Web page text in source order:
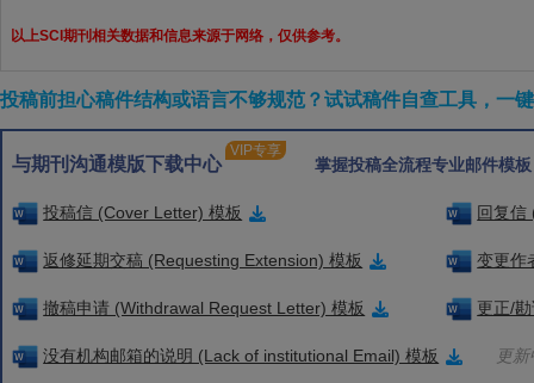
以上SCI期刊相关数据和信息来源于网络，仅供参考。
投稿前担心稿件结构或语言不够规范？试试稿件自查工具，一
与期刊沟通模版下载中心
VIP专享
掌握投稿全流程专业邮件模
投稿信 (Cover Letter) 模板 回复信
返修延期交稿 (Requesting Extension) 模板 变更作
撤稿申请 (Withdrawal Request Letter) 模板 更正/
没有机构邮箱的说明 (Lack of institutional Email) 模板 更